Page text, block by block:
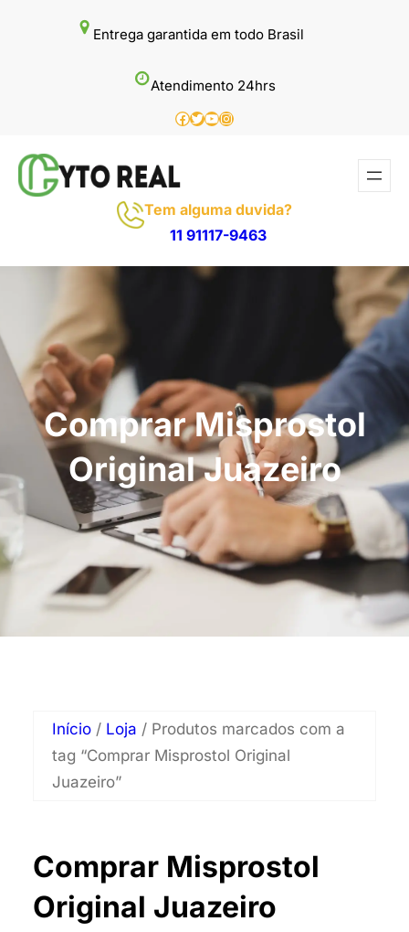
Entrega garantida em todo Brasil
Atendimento 24hrs
Facebook
Twitter
Youtube
Instagram
Tem alguma duvida?
11 91117-9463
Comprar Misprostol
Original Juazeiro
Início / Loja / Produtos marcados com a
tag “Comprar Misprostol Original
Juazeiro”
Comprar Misprostol
Original Juazeiro